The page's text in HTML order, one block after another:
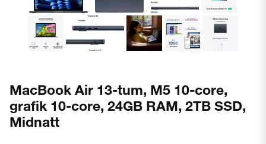
MacBook Air 13-tum, M5 10-core,
grafik 10-core, 24GB RAM, 2TB SSD,
Midnatt